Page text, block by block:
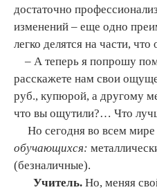
достаточно
изменений – еще одно
легко делятся на части,
– А теперь я попрошу
расскажете нам свои
руб., купюрой, а другому
что вы ощутили?… Что
Но сегодня во всем
обучающихся:
(безналичные).
Учитель. Но, меняя